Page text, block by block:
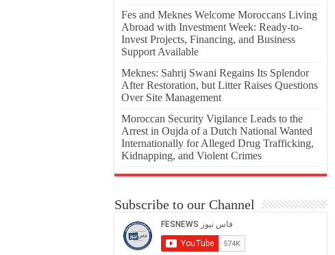
Fes and Meknes Welcome Moroccans Living
Abroad with Investment Week: Ready-to-
Invest Projects, Financing, and Business
Support Available
Meknes: Sahrij Swani Regains Its Splendor
After Restoration, but Litter Raises Questions
Over Site Management
Moroccan Security Vigilance Leads to the
Arrest in Oujda of a Dutch National Wanted
Internationally for Alleged Drug Trafficking,
Kidnapping, and Violent Crimes
Subscribe to our Channel